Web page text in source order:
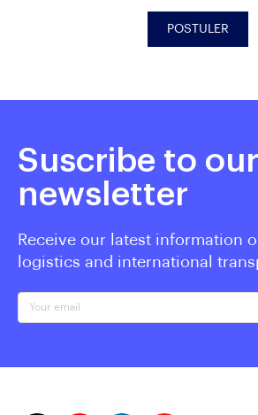
POSTULER
Suscribe to our
newsletter
Receive our latest information
logistics and international
Your email